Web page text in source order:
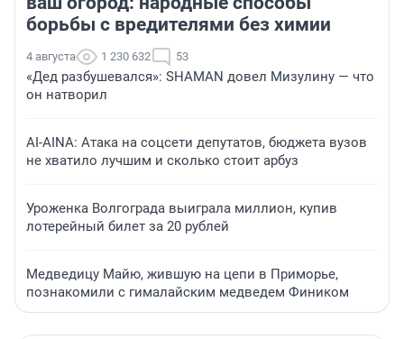
борьбы с вредителями без химии
4 августа 1 230 632 53
«Дед разбушевался»: SHAMAN довел Мизулину — что
он натворил
AI-AINA: Атака на соцсети депутатов, бюджета вузов
не хватило лучшим и сколько стоит арбуз
Уроженка Волгограда выиграла миллион, купив
лотерейный билет за 20 рублей
Медведицу Майю, жившую на цепи в Приморье,
познакомили с гималайским медведем Фиником